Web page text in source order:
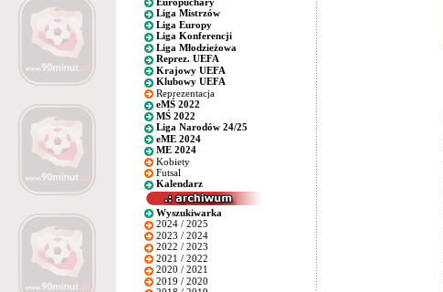
Liga Mistrzów
Liga Europy
Liga Konferencji
Liga Młodzieżowa
Reprez. UEFA
Krajowy UEFA
Klubowy UEFA
Reprezentacja
eMŚ 2022
MŚ 2022
Liga Narodów 24/25
eME 2024
ME 2024
Kobiety
Futsal
Kalendarz
Wyszukiwarka
2024 / 2025
2023 / 2024
2022 / 2023
2021 / 2022
2020 / 2021
2019 / 2020